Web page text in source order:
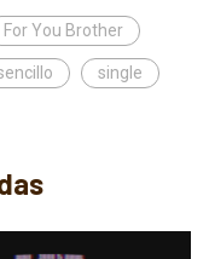
For You Brother
single